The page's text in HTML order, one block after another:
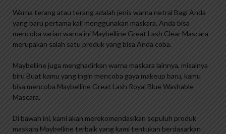
Warna terang atau terang adalah jenis warna netral Bagi Anda
yang baru pertama kali menggunakan maskara, Anda bisa
mencoba varian warna ini Maybelline Great Lash Clear Mascara
merupakan salah satu produk yang bisa Anda coba.
Maybelline juga menghadirkan warna maskara lainnya, misalnya
biru Buat kamu yang ingin mencoba gaya makeup baru, kamu
bisa mencoba Maybelline Great Lash Royal Blue Washable
Mascara.
Di bawah ini, kami akan merekomendasikan sepuluh produk
maskara Maybelline terbaik yang kami tentukan berdasarkan